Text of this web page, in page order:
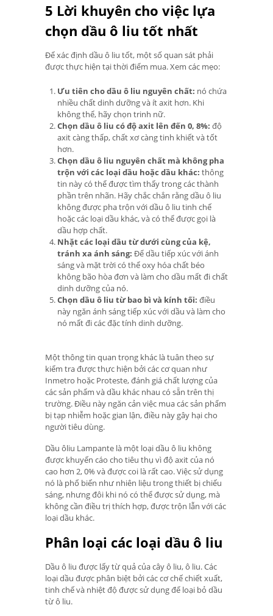
5 Lời khuyên cho việc lựa
chọn dầu ô liu tốt nhất
Để xác định dầu ô liu tốt, một số quan sát phải
được thực hiện tại thời điểm mua. Xem các mẹo:
Ưu tiên cho dầu ô liu nguyên chất: nó chứa
nhiều chất dinh dưỡng và ít axit hơn. Khi
không thể, hãy chọn trinh nữ.
Chọn dầu ô liu có độ axit lên đến 0, 8%: độ
axit càng thấp, chất xơ càng tinh khiết và tốt
hơn.
Chọn dầu ô liu nguyên chất mà không pha
trộn với các loại dầu hoặc dầu khác: thông
tin này có thể được tìm thấy trong các thành
phần trên nhãn. Hãy chắc chắn rằng dầu ô liu
không được pha trộn với dầu ô liu tinh chế
hoặc các loại dầu khác, và có thể được gọi là
dầu hợp chất.
Nhặt các loại dầu từ dưới cùng của kệ,
tránh xa ánh sáng: Để dầu tiếp xúc với ánh
sáng và mặt trời có thể oxy hóa chất béo
không bão hòa đơn và làm cho dầu mất đi chất
dinh dưỡng của nó.
Chọn dầu ô liu từ bao bì và kính tối: điều
này ngăn ánh sáng tiếp xúc với dầu và làm cho
nó mất đi các đặc tính dinh dưỡng.
Một thông tin quan trọng khác là tuân theo sự
kiểm tra được thực hiện bởi các cơ quan như
Inmetro hoặc Proteste, đánh giá chất lượng của
các sản phẩm và dầu khác nhau có sẵn trên thị
trường. Điều này ngăn cản việc mua các sản phẩm
bị tạp nhiễm hoặc gian lận, điều này gây hại cho
người tiêu dùng.
Dầu ôliu Lampante là một loại dầu ô liu không
được khuyến cáo cho tiêu thụ vì độ axit của nó
cao hơn 2, 0% và được coi là rất cao. Việc sử dụng
nó là phổ biến như nhiên liệu trong thiết bị chiếu
sáng, nhưng đôi khi nó có thể được sử dụng, mà
không cần điều trị thích hợp, được trộn lẫn với các
loại dầu khác.
Phân loại các loại dầu ô liu
Dầu ô liu được lấy từ quả của cây ô liu, ô liu. Các
loại dầu được phân biệt bởi các cơ chế chiết xuất,
tinh chế và nhiệt độ được sử dụng để loại bỏ dầu
từ ô liu.